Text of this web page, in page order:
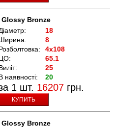
Bronze
18
8
4x108
65.1
25
наявності:
20
1 шт. 16207 грн.
КУПИТЬ
Bronze